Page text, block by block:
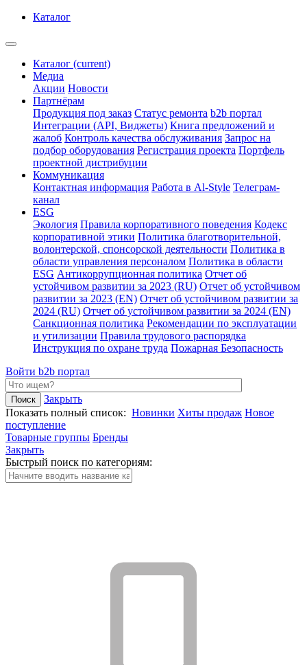
Каталог
Каталог (current)
Медиа
Акции Новости
Партнёрам
Продукция под заказ Статус ремонта b2b портал
Интеграции (API, Виджеты) Книга предложений и
жалоб Контроль качества обслуживания Запрос на
подбор оборудования Регистрация проекта Портфель
проектной дистрибуции
Коммуникация
Контактная информация Работа в Al-Style Телеграм-
канал
ESG
Экология Правила корпоративного поведения Кодекс
корпоративной этики Политика благотворительной,
волонтерской, спонсорской деятельности Политика в
области управления персоналом Политика в области
ESG Антикоррупционная политика Отчет об
устойчивом развитии за 2023 (RU) Отчет об устойчивом
развитии за 2023 (EN) Отчет об устойчивом развитии за
2024 (RU) Отчет об устойчивом развитии за 2024 (EN)
Санкционная политика Рекомендации по эксплуатации
и утилизации Правила трудового распорядка
Инструкция по охране труда Пожарная Безопасность
Войти b2b портал
Закрыть
Показать полный список: Новинки Хиты продаж Новое
поступление
Товарные группы Бренды
Закрыть
Быстрый поиск по категориям: